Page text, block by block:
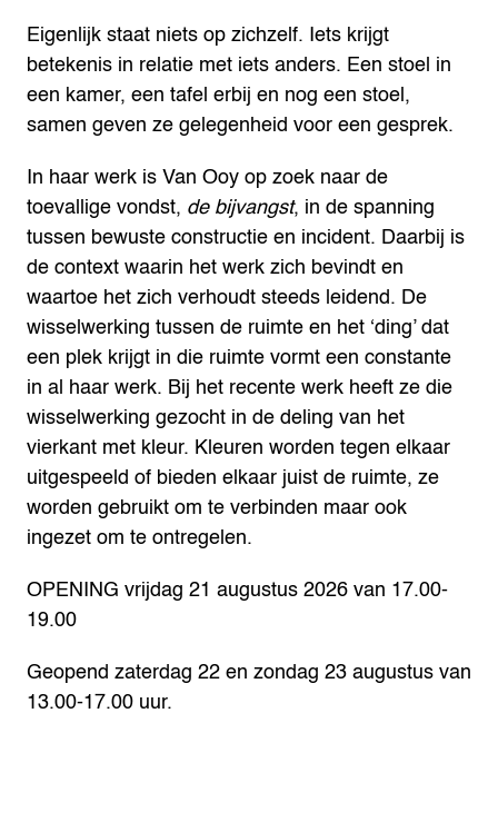
Eigenlijk staat niets op zichzelf. Iets krijgt
betekenis in relatie met iets anders. Een stoel in
een kamer, een tafel erbij en nog een stoel,
samen geven ze gelegenheid voor een gesprek.
In haar werk is Van Ooy op zoek naar de
toevallige vondst, de bijvangst, in de spanning
tussen bewuste constructie en incident. Daarbij is
de context waarin het werk zich bevindt en
waartoe het zich verhoudt steeds leidend. De
wisselwerking tussen de ruimte en het ‘ding’ dat
een plek krijgt in die ruimte vormt een constante
in al haar werk. Bij het recente werk heeft ze die
wisselwerking gezocht in de deling van het
vierkant met kleur. Kleuren worden tegen elkaar
uitgespeeld of bieden elkaar juist de ruimte, ze
worden gebruikt om te verbinden maar ook
ingezet om te ontregelen.
OPENING vrijdag 21 augustus 2026 van 17.00-
19.00
Geopend zaterdag 22 en zondag 23 augustus van
13.00-17.00 uur.